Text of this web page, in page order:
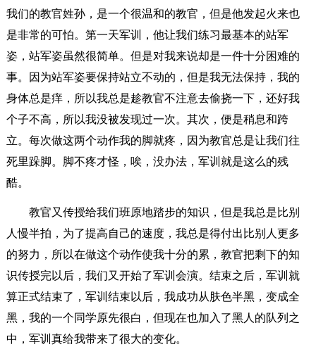
我们的教官姓孙，是一个很温和的教官，但是他发起火来也
是非常的可怕。第一天军训，他让我们练习最基本的站军
姿，站军姿虽然很简单。但是对我来说却是一件十分困难的
事。因为站军姿要保持站立不动的，但是我无法保持，我的
身体总是痒，所以我总是趁教官不注意去偷挠一下，还好我
个子不高，所以我没被发现过一次。其次，便是稍息和跨
立。每次做这两个动作我的脚就疼，因为教官总是让我们往
死里跺脚。脚不疼才怪，唉，没办法，军训就是这么的残
酷。
教官又传授给我们班原地踏步的知识，但是我总是比别
人慢半拍，为了提高自己的速度，我总是得付出比别人更多
的努力，所以在做这个动作使我十分的累，教官把剩下的知
识传授完以后，我们又开始了军训会演。结束之后，军训就
算正式结束了，军训结束以后，我成功从肤色半黑，变成全
黑，我的一个同学原先很白，但现在也加入了黑人的队列之
中，军训真给我带来了很大的变化。